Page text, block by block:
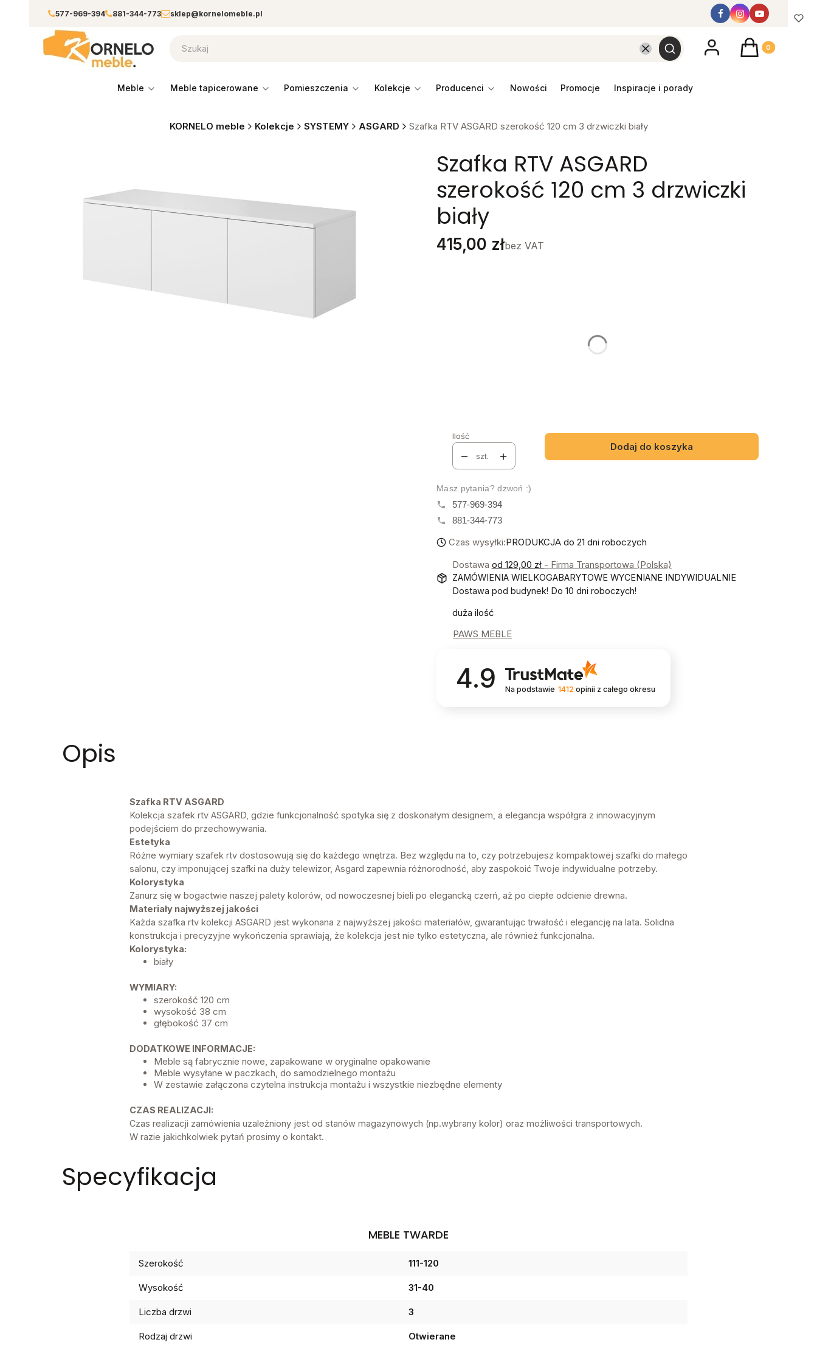
577-969-394 881-344-773 sklep@kornelomeble.pl
Wyczyść
Szukaj
Produkty w
meble meble tapicerowane pomieszczenia kolekcje producenci promocje inspiracje i porady
KORNELO meble Kolekcje SYSTEMY ASGARD Szafka RTV ASGARD szerokość 120 cm 3 drzwiczki biały
Szafka RTV ASGARD
szerokość 120 cm 3 drzwiczki
biały
Cena
415,00 złbez VAT
Ilość
szt.
Dodaj do koszyka
Masz pytania? dzwoń :)
577-969-394
881-344-773
Czas wysyłki:PRODUKCJA do 21 dni roboczych
Dostawa od 129,00 zł - Firma Transportowa (Polska)
ZAMÓWIENIA WIELKOGABARYTOWE WYCENIANE INDYWIDUALNIE
Dostawa pod budynek! Do 10 dni roboczych!
duża ilość
PAWS MEBLE
4.9 Na podstawie 1412 opinii z całego okresu
Opis
Szafka RTV ASGARD
Kolekcja szafek rtv ASGARD, gdzie funkcjonalność spotyka się z doskonałym designem, a elegancja współgra z innowacyjnym
podejściem do przechowywania.
Estetyka
Różne wymiary szafek rtv dostosowują się do każdego wnętrza. Bez względu na to, czy potrzebujesz kompaktowej szafki do małego
salonu, czy imponującej szafki na duży telewizor, Asgard zapewnia różnorodność, aby zaspokoić Twoje indywidualne potrzeby.
Kolorystyka
Zanurz się w bogactwie naszej palety kolorów, od nowoczesnej bieli po elegancką czerń, aż po ciepłe odcienie drewna.
Materiały najwyższej jakości
Każda szafka rtv kolekcji ASGARD jest wykonana z najwyższej jakości materiałów, gwarantując trwałość i elegancję na lata. Solidna
konstrukcja i precyzyjne wykończenia sprawiają, że kolekcja jest nie tylko estetyczna, ale również funkcjonalna.
Kolorystyka:
biały
WYMIARY:
szerokość 120 cm
wysokość 38 cm
głębokość 37 cm
DODATKOWE INFORMACJE:
Meble są fabrycznie nowe, zapakowane w oryginalne opakowanie
Meble wysyłane w paczkach, do samodzielnego montażu
W zestawie załączona czytelna instrukcja montażu i wszystkie niezbędne elementy
CZAS REALIZACJI:
Czas realizacji zamówienia uzależniony jest od stanów magazynowych (np.wybrany kolor) oraz możliwości transportowych.
W razie jakichkolwiek pytań prosimy o kontakt.
Specyfikacja
MEBLE TWARDE
Szerokość 111-120
Wysokość 31-40
Liczba drzwi 3
Rodzaj drzwi Otwierane